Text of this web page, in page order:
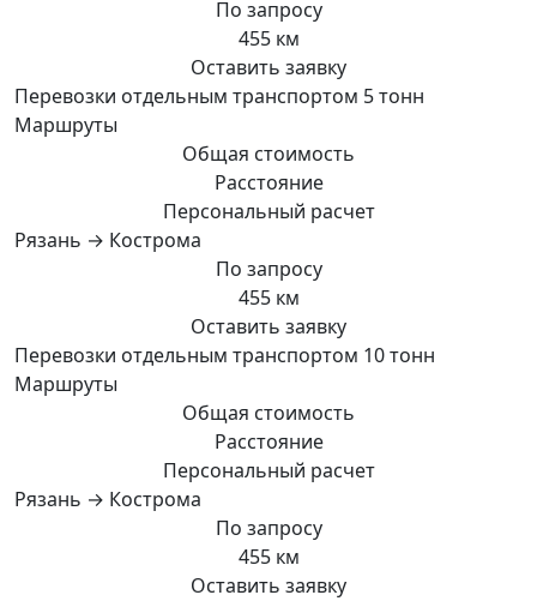
По запросу
455 км
Оставить заявку
Перевозки отдельным транспортом 5 тонн
Маршруты
Общая стоимость
Расстояние
Персональный расчет
Рязань → Кострома
По запросу
455 км
Оставить заявку
Перевозки отдельным транспортом 10 тонн
Маршруты
Общая стоимость
Расстояние
Персональный расчет
Рязань → Кострома
По запросу
455 км
Оставить заявку